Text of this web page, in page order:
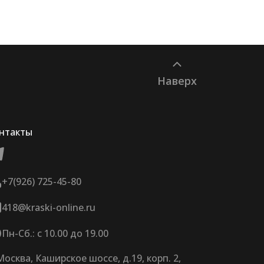
Наверх
+7(926) 725-45-80
418@kraski-online.ru
Пн-Сб.: с 10.00 до 19.00
Каширское шоссе, д.19, корп. 2,